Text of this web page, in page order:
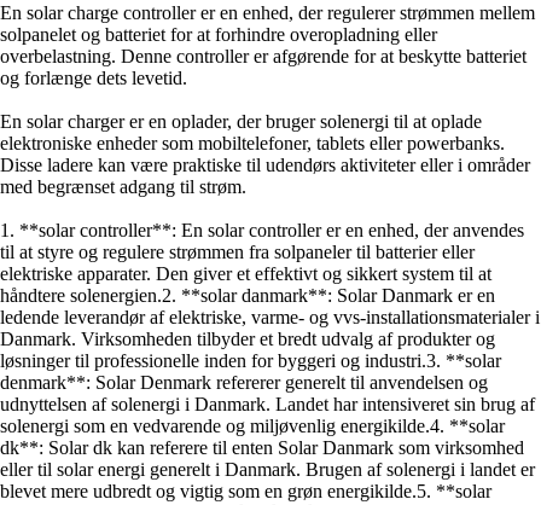
En solar charge controller er en enhed, der regulerer strømmen mellem
solpanelet og batteriet for at forhindre overopladning eller
overbelastning. Denne controller er afgørende for at beskytte batteriet
og forlænge dets levetid.
En solar charger er en oplader, der bruger solenergi til at oplade
elektroniske enheder som mobiltelefoner, tablets eller powerbanks.
Disse ladere kan være praktiske til udendørs aktiviteter eller i områder
med begrænset adgang til strøm.
1. **solar controller**: En solar controller er en enhed, der anvendes
til at styre og regulere strømmen fra solpaneler til batterier eller
elektriske apparater. Den giver et effektivt og sikkert system til at
håndtere solenergien.2. **solar danmark**: Solar Danmark er en
ledende leverandør af elektriske, varme- og vvs-installationsmaterialer i
Danmark. Virksomheden tilbyder et bredt udvalg af produkter og
løsninger til professionelle inden for byggeri og industri.3. **solar
denmark**: Solar Denmark refererer generelt til anvendelsen og
udnyttelsen af solenergi i Danmark. Landet har intensiveret sin brug af
solenergi som en vedvarende og miljøvenlig energikilde.4. **solar
dk**: Solar dk kan referere til enten Solar Danmark som virksomhed
eller til solar energi generelt i Danmark. Brugen af solenergi i landet er
blevet mere udbredt og vigtig som en grøn energikilde.5. **solar